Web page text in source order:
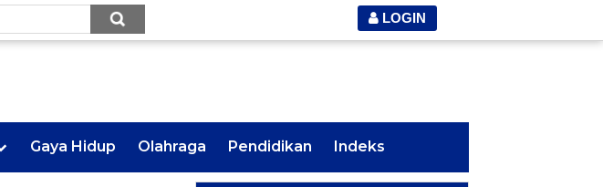
LOGIN
Gaya Hidup Olahraga Pendidikan Indeks